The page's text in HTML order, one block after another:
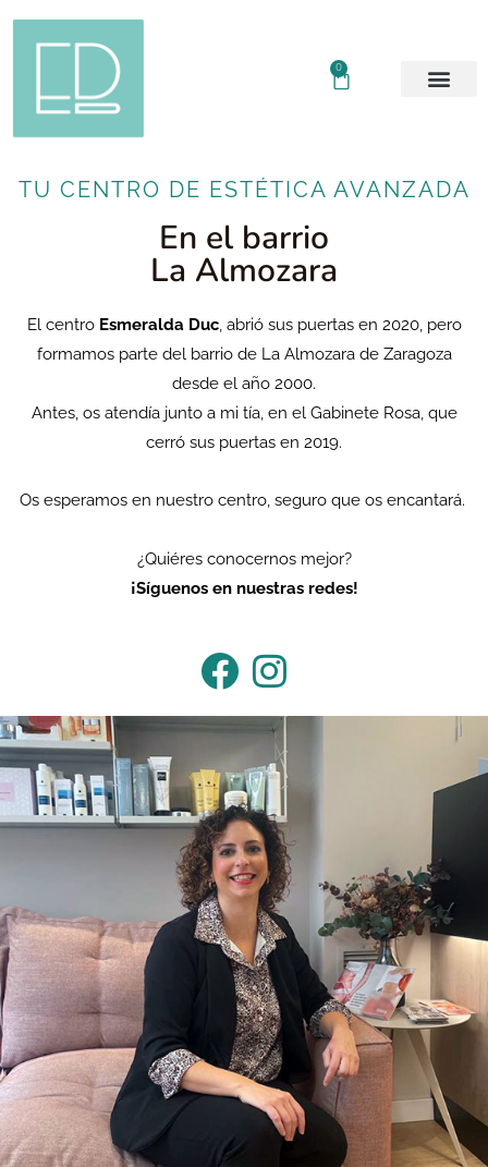
0
TU CENTRO DE ESTÉTICA AVANZADA
En el barrio
La Almozara
El centroEsmeralda Duc, abrió sus puertas en 2020, pero
formamos parte del barrio de La Almozara de Zaragoza
desde el año 2000.
Antes, os atendía junto a mi tía, en el Gabinete Rosa, que
cerró sus puertas en 2019.
Os esperamos en nuestro centro, seguro que os encantará.
¿Quiéres conocernos mejor?
¡Síguenos en nuestras redes!